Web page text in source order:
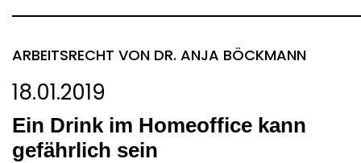
ARBEITSRECHT VON DR. ANJA BÖCKMANN
18.01.2019
Ein Drink im Homeoffice kann
gefährlich sein